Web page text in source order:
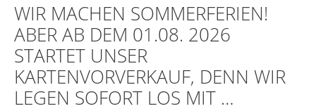
WIR MACHEN SOMMERFERIEN!
ABER AB DEM 01.08. 2026
STARTET UNSER
KARTENVORVERKAUF, DENN WIR
LEGEN SOFORT LOS MIT …